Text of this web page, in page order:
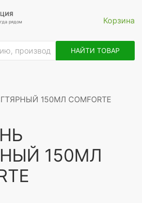
рядом
Корзина
НАЙТИ ТОВАР
150МЛ COMFORTE
150МЛ